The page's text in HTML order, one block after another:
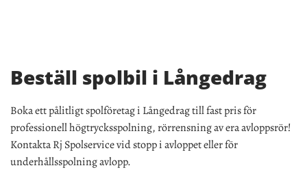
Beställ spolbil i Långedrag
Boka ett pålitligt spolföretag i Långedrag till fast pris för
professionell högtrycksspolning, rörrensning av era avloppsrör!
Kontakta Rj Spolservice vid stopp i avloppet eller för
underhållsspolning avlopp.